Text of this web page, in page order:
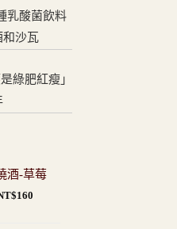
乳酸菌飲料
和沙瓦
綠肥紅瘦」
酒-草莓
160價